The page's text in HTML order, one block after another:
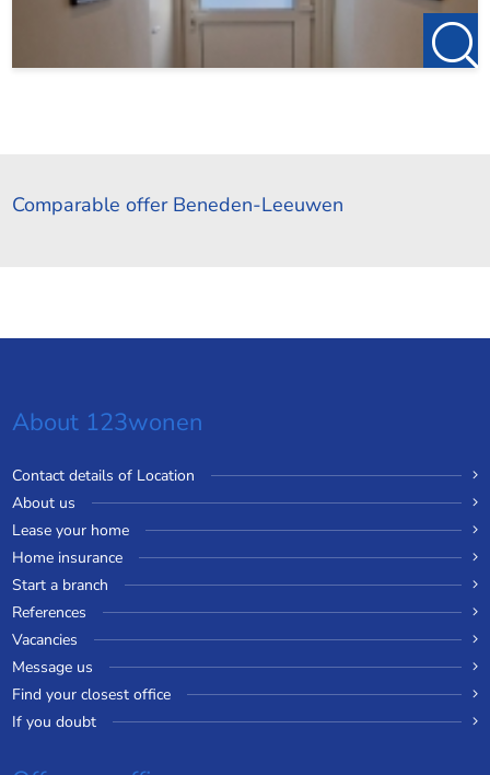
Comparable offer Beneden-Leeuwen
About 123wonen
Contact details of Location
About us
Lease your home
Home insurance
Start a branch
References
Vacancies
Message us
Find your closest office
If you doubt